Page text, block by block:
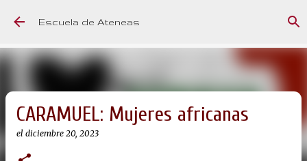
Ir al contenido principal
Escuela de Ateneas
CARAMUEL: Mujeres africanas
el diciembre 20, 2023